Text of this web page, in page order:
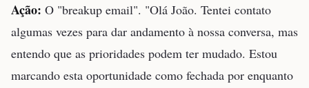
Ação: O "breakup email". "Olá João. Tentei contato
algumas vezes para dar andamento à nossa conversa, mas
entendo que as prioridades podem ter mudado. Estou
marcando esta oportunidade como fechada por enquanto